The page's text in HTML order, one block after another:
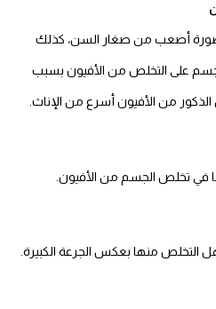
أصعب من صغار السن، كذلك
على التخلص من الأفيون بسبب
من الأفيون أسرع من الإناث.
في تخلص الجسم من الأفيون.
التخلص منها بعكس الجرعة الكبيرة.